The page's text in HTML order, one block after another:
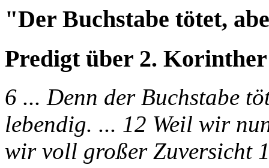
"Der Buchstabe tötet,
Predigt über 2. Korinther
6 ... Denn der Buchstabe
lebendig. ... 12 Weil wir
wir voll großer Zuversicht